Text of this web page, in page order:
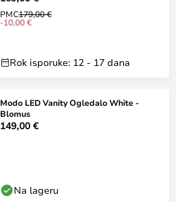
PMC179,00 €
-10,00 €
Rok isporuke: 12 - 17 dana
Modo LED Vanity Ogledalo White -
Blomus
149,00 €
Na lageru